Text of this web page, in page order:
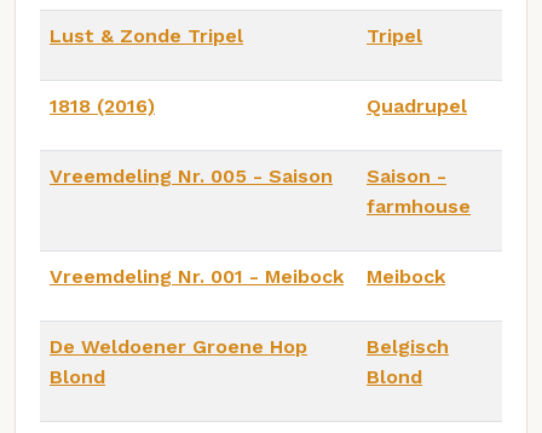
Lust & Zonde Tripel Tripel
1818 (2016) Quadrupel
Vreemdeling Nr. 005 - Saison
Saison -
farmhouse
Vreemdeling Nr. 001 - Meibock Meibock
De Weldoener Groene Hop
Blond
Belgisch
Blond